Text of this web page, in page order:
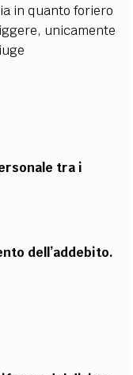
in quanto foriero
unicamente
tra i
dell’addebito.